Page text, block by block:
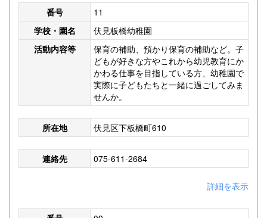
番号
11
学校・園名
伏見板橋幼稚園
活動内容等
保育の補助、預かり保育の補助など。子
どもが好きな方やこれから幼児教育にか
かわる仕事を目指している方、幼稚園で
実際に子どもたちと一緒に過ごしてみま
せんか。
所在地 伏見区下板橋町610
連絡先 075-611-2684
詳細を表示